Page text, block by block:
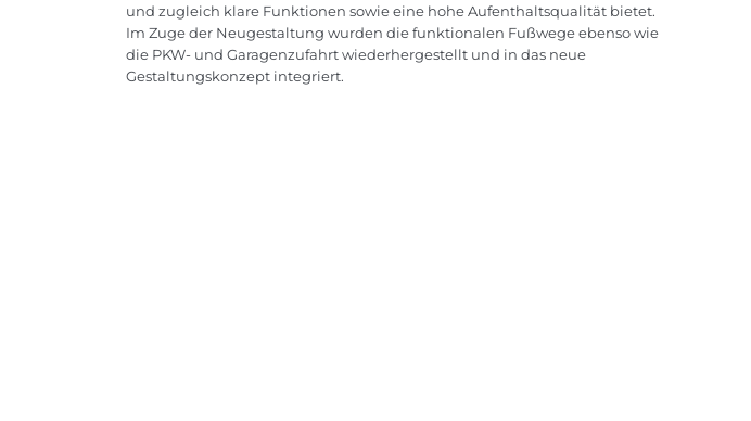
und zugleich klare Funktionen sowie eine hohe Aufenthaltsqualität bietet.
Im Zuge der Neugestaltung wurden die funktionalen Fußwege ebenso wie
die PKW- und Garagenzufahrt wiederhergestellt und in das neue
Gestaltungskonzept integriert.